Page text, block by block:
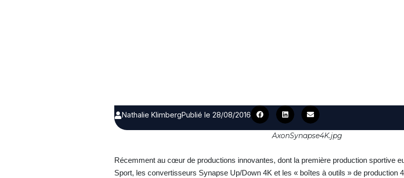
Nathalie KlimbergPublié le 28/08/2016
AxonSynapse4K.jpg
Récemment au cœur de productions innovantes, dont la première production sportive
Sport, les convertisseurs Synapse Up/Down 4K et les « boîtes à outils » de production